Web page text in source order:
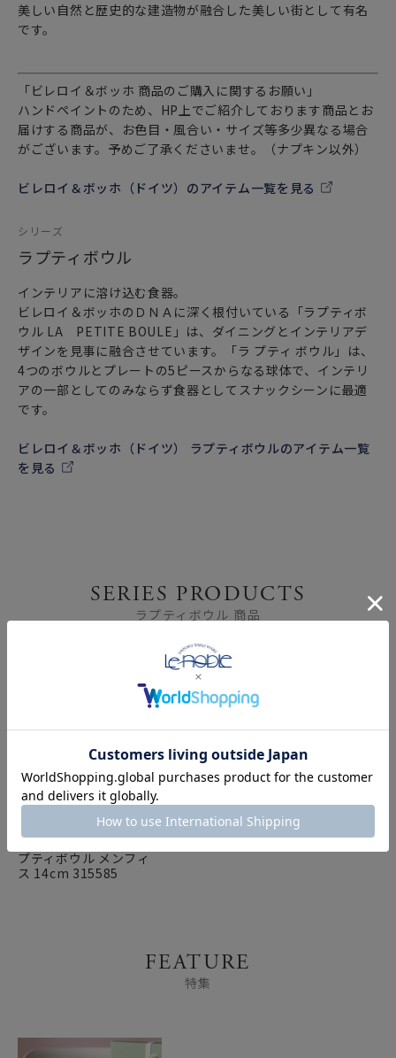
美しい自然と歴史的な建造物が融合した美しい街として有名
です。
「ビレロイ＆ボッホ 商品のご購入に関するお願い」
ハンドペイントのため、HP上でご紹介しております商品とお
届けする商品が、お色目・風合い・サイズ等多少異なる場合
がございます。予めご了承くださいませ。（ナプキン以外）
ビレロイ＆ボッホ（ドイツ）のアイテム一覧を見る
シリーズ
ラプティボウル
インテリアに溶け込む食器。
ビレロイ＆ボッホのＤＮＡに深く根付いている「ラプティボ
ウル LA PETITE BOULE」は、ダイニングとインテリアデ
ザインを見事に融合させています。「ラ プティ ボウル」は、
4つのボウルとプレートの5ピースからなる球体で、インテリ
アの一部としてのみならず食器としてスナックシーンに最適
です。
ビレロイ＆ボッホ（ドイツ） ラプティボウルのアイテム一覧
を見る
SERIES PRODUCTS
ラプティボウル 商品
ビレロイ＆ボッホ
（Villeroy＆Boch） ラ
プティボウル メンフィ
ス 14cm 315585
FEATURE
特集